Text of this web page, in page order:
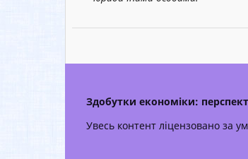
Здобутки економіки:
Увесь контент ліцензовано за